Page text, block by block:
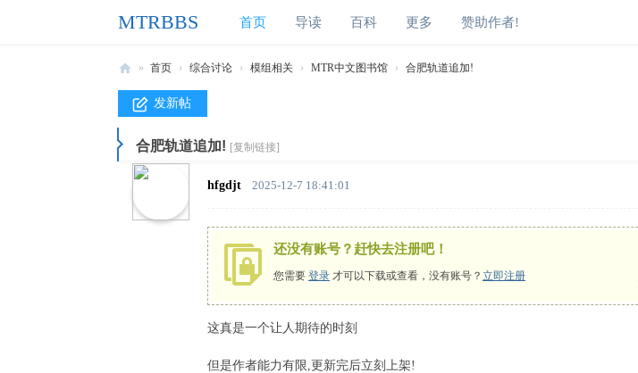
MTRBBS 首页 导读 百科 更多 赞助作者!
M
T
R
» 首页 › 综合讨论 › 模组相关 › MTR中文图书馆 › 合肥轨道追加!
发新帖
合肥轨道追加! [复制链接]
hfgdjt 2025-12-7 18:41:01
还没有账号？赶快去注册吧！
您需要 登录 才可以下载或查看，没有账号？ 立即注册
这真是一个让人期待的时刻
但是作者能力有限,更新完后立刻上架!